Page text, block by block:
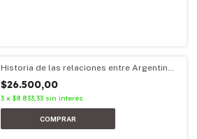
Historia de las relaciones entre Argentina
$26.500,00
3 x $8.833,33 sin interés